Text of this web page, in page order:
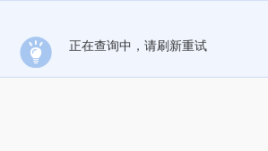
正在查询中，请刷新重试